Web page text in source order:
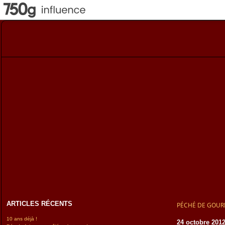
ARTICLES RÉCENTS
10 ans déjà !
PÉCHÉ DE
24 octobre 2012